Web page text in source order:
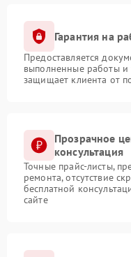
Гарантия на
Предоставляется
выполненные работы и
защищает клиента от
Прозрачное
консультация
Точные прайс-листы,
ремонта, отсутствие
бесплатной
сайте